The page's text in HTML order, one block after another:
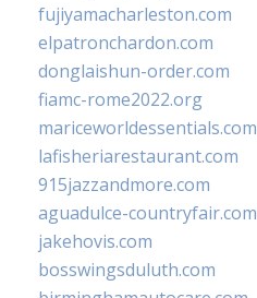
fujiyamacharleston.com
elpatronchardon.com
donglaishun-order.com
fiamc-rome2022.org
mariceworldessentials.com
lafisheriarestaurant.com
915jazzandmore.com
aguadulce-countryfair.com
jakehovis.com
bosswingsduluth.com